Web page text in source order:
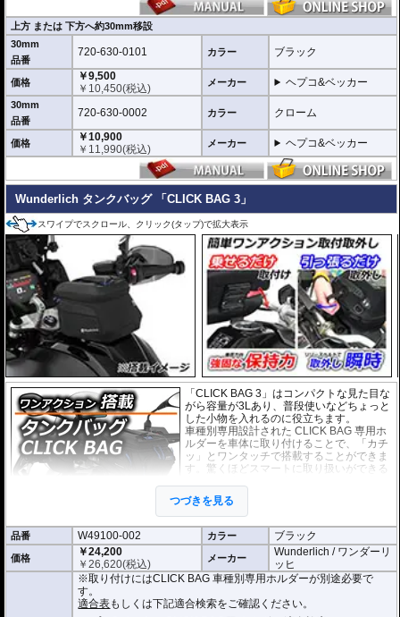
上方 または 下方へ約30mm移設
30mm
品番
720-630-0101 カラー ブラック
価格
￥9,500
￥ 10,450(税込) メーカー ヘプコ&ベッカー
30mm
品番
720-630-0002 カラー クローム
価格
￥10,900
￥ 11,990(税込) メーカー ヘプコ&ベッカー
Wunderlich タンクバッグ 「CLICK BAG 3」
スワイプでスクロール、クリック(タップ)で拡大表示
「CLICK BAG 3」はコンパクトな見た目な
がら容量が3Lあり、普段使いなどちょっと
した小物を入れるのに役立ちます。
車種別専用設計された CLICK BAG 専用ホ
ルダーを車体に取り付けることで、「カチ
ッ」とワンタッチで搭載することができま
す。驚くほどスマートに取り扱いができる
現。
撥水加工が施された耐久性が非常に高い生
地を採用。
形状保持設計で、中身が空の状態でも型崩れせず、高速走行におけるバタつ
きを防ぎます。
防水インナー、防水ジッパーを装備しており、高い防水性能を有しておりま
す。(完全防水を保証するものではありません)
ジッパーにはタグが付けられており、グローブを付けたままでも簡単に開け
閉めできます。
つづきを見る
品番 W49100-002 カラー ブラック
価格
￥24,200
￥26,620(税込) メーカー
Wunderlich / ワンダーリ
ッヒ
※取り付けにはCLICK BAG 車種別専用ホルダーが別途必要で
す。
適合表もしくは下記適合検索をご確認ください。